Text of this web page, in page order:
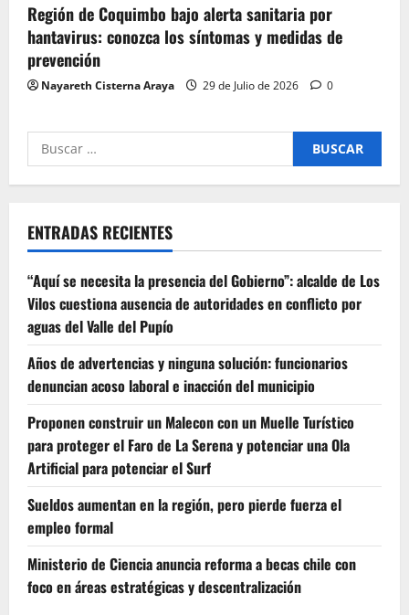
Región de Coquimbo bajo alerta sanitaria por
hantavirus: conozca los síntomas y medidas de
prevención
Nayareth Cisterna Araya 29 de Julio de 2026 0
Buscar
por:
ENTRADAS RECIENTES
“Aquí se necesita la presencia del Gobierno”: alcalde de Los
Vilos cuestiona ausencia de autoridades en conflicto por
aguas del Valle del Pupío
Años de advertencias y ninguna solución: funcionarios
denuncian acoso laboral e inacción del municipio
Proponen construir un Malecon con un Muelle Turístico
para proteger el Faro de La Serena y potenciar una Ola
Artificial para potenciar el Surf
Sueldos aumentan en la región, pero pierde fuerza el
empleo formal
Ministerio de Ciencia anuncia reforma a becas chile con
foco en áreas estratégicas y descentralización